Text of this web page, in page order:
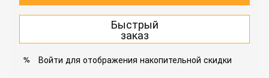
Быстрый
заказ
% Войти для отображения накопительной скидки